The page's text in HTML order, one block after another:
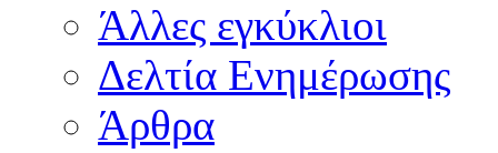
Άλλες εγκύκλιοι
Δελτία Ενημέρωσης
Άρθρα